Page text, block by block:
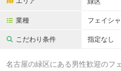
キャッシュレス決済OK
2名様歓迎
完全個室
業種 フェイシ
こだわり条件 指定なし
名古屋の緑区にある男性歓迎のフ